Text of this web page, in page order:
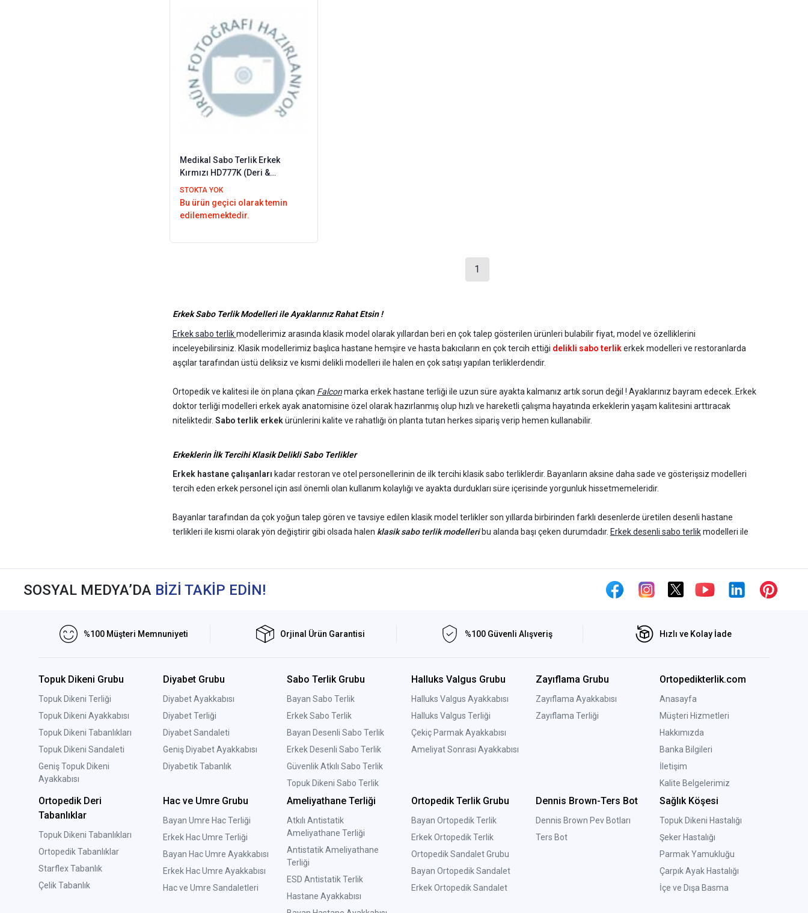
Medikal Sabo Terlik Erkek
Kırmızı HD777K (Deri &
Ortopedik)
STOKTA YOK
Bu ürün geçici olarak temin
edilememektedir.
1
Erkek Sabo Terlik Modelleri ile Ayaklarınız Rahat Etsin !
Erkek sabo terlik modellerimiz arasında klasik model olarak yıllardan beri en çok talep gösterilen ürünleri bulabilir fiyat, model ve özelliklerini
inceleyebilirsiniz. Klasik modellerimiz başlıca hastane hemşire ve hasta bakıcıların en çok tercih ettiği delikli sabo terlikerkek modelleri ve restoranlarda
aşçılar tarafından üstü deliksiz ve kısmi delikli modelleri ile halen en çok satışı yapılan terliklerdendir.
Ortopedik ve kalitesi ile ön plana çıkan Falconmarka erkek hastane terliği ile uzun süre ayakta kalmanız artık sorun değil ! Ayaklarınız bayram edecek..Erkek
doktor terliği modelleri erkek ayak anatomisine özel olarak hazırlanmış olup hızlı ve hareketli çalışma hayatında erkeklerin yaşam kalitesini arttıracak
niteliktedir. Sabo terlik erkekürünlerini kalite ve rahatlığı ön planta tutan herkes sipariş verip hemen kullanabilir.
Erkeklerin İlk Tercihi Klasik Delikli Sabo Terlikler
Erkek hastane çalışanları kadar restoran ve otel personellerinin de ilk tercihi klasik sabo terliklerdir. Bayanların aksine daha sade ve gösterişsiz modelleri
tercih eden erkek personel için asıl önemli olan kullanım kolaylığı ve ayakta durdukları süre içerisinde yorgunluk hissetmemeleridir.
Bayanlar tarafından da çok yoğun talep gören ve tavsiye edilen klasik model terlikler son yıllarda birbirinden farklı desenlerde üretilen desenli hastane
terlikleri ile kısmi olarak yön değiştirir gibi olsada halen klasik sabo terlik modelleribu alanda başı çeken durumdadır. Erkek desenli sabo terlikmodelleri ile
Genelde erkek kullanıcılar ayak sağlıklarına önem vermeden terlik seçimi yapmakta olup
iyat odaklı sabo terlik değerlendirmesi yapmaktadırlar. Ancak
ürünleri uzun sürede çok daha maliyetli olmakla beraber sağlık açısından da çok fazla tehlikelidir.
terleme yapmakta ve bu terleme sonucunda ayaklarda mantar oluşumuna sebebiyet verebilir. Bu yüzden kaliteli ve deri terlik seçimi ayak sağlığı için çok
önem arz etmektedir.
?
Yazının Devamını Oku / Gizle
SOSYAL MEDYA’DA BİZİ TAKİP EDİN!
%100 Müşteri Memnuniyeti Orjinal Ürün Garantisi %100 Güvenli Alışveriş Hızlı ve Kolay İade
Topuk Dikeni Grubu
Topuk Dikeni Terliği
Topuk Dikeni Ayakkabısı
Topuk Dikeni Tabanlıkları
Topuk Dikeni Sandaleti
Geniş Topuk Dikeni
Ayakkabısı
Diyabet Grubu
Diyabet Ayakkabısı
Diyabet Terliği
Diyabet Sandaleti
Geniş Diyabet Ayakkabısı
Diyabetik Tabanlık
Sabo Terlik Grubu
Bayan Sabo Terlik
Erkek Sabo Terlik
Bayan Desenli Sabo Terlik
Erkek Desenli Sabo Terlik
Güvenlik Atkılı Sabo Terlik
Topuk Dikeni Sabo Terlik
Halluks Valgus Grubu
Halluks Valgus Ayakkabısı
Halluks Valgus Terliği
Çekiç Parmak Ayakkabısı
Ameliyat Sonrası Ayakkabısı
Zayıflama Grubu
Zayıflama Ayakkabısı
Zayıflama Terliği
Ortopedikterlik.com
Anasayfa
Müşteri Hizmetleri
Hakkımızda
Banka Bilgileri
İletişim
Kalite Belgelerimiz
Ortopedik Deri
Tabanlıklar
Topuk Dikeni Tabanlıkları
Ortopedik Tabanlıklar
Starflex Tabanlık
Çelik Tabanlık
Hac ve Umre Grubu
Bayan Umre Hac Terliği
Erkek Hac Umre Terliği
Bayan Hac Umre Ayakkabısı
Erkek Hac Umre Ayakkabısı
Hac ve Umre Sandaletleri
Ameliyathane Terliği
Atkılı Antistatik
Ameliyathane Terliği
Antistatik Ameliyathane
Terliği
ESD Antistatik Terlik
Hastane Ayakkabısı
Ortopedik Terlik Grubu
Bayan Ortopedik Terlik
Erkek Ortopedik Terlik
Ortopedik Sandalet Grubu
Bayan Ortopedik Sandalet
Erkek Ortopedik Sandalet
Dennis Brown-Ters Bot
Dennis Brown Pev Botları
Ters Bot
Sağlık Köşesi
Topuk Dikeni Hastalığı
Şeker Hastalığı
Parmak Yamukluğu
Çarpık Ayak Hastalığı
İçe ve Dışa Basma